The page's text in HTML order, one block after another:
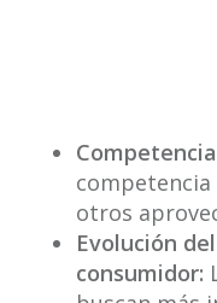
competencia
otros
Evolución
consumidor: